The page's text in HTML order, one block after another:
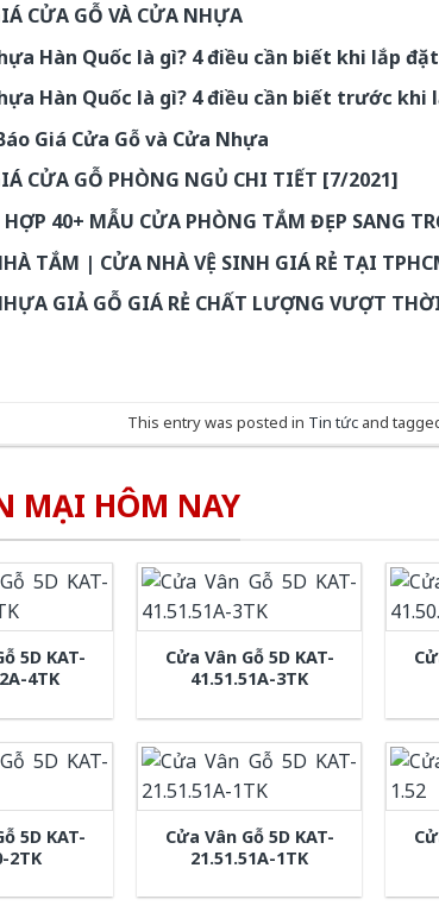
CỬA GỖ VÀ CỬA NHỰA
Hàn Quốc là gì? 4 điều cần biết khi lắp đặt
Hàn Quốc là gì? 4 điều cần biết trước khi
Giá Cửa Gỗ và Cửa Nhựa
CỬA GỖ PHÒNG NGỦ CHI TIẾT [7/2021]
40+ MẪU CỬA PHÒNG TẮM ĐẸP SANG
TẮM | CỬA NHÀ VỆ SINH GIÁ RẺ TẠI
GIẢ GỖ GIÁ RẺ CHẤT LƯỢNG VƯỢT
This entry was posted in Tin tứcand
MẠI HÔM NAY
5D KAT-
4TK
Cửa Vân Gỗ 5D KAT-
41.51.51A-3TK
5D KAT-
2TK
Cửa Vân Gỗ 5D KAT-
21.51.51A-1TK